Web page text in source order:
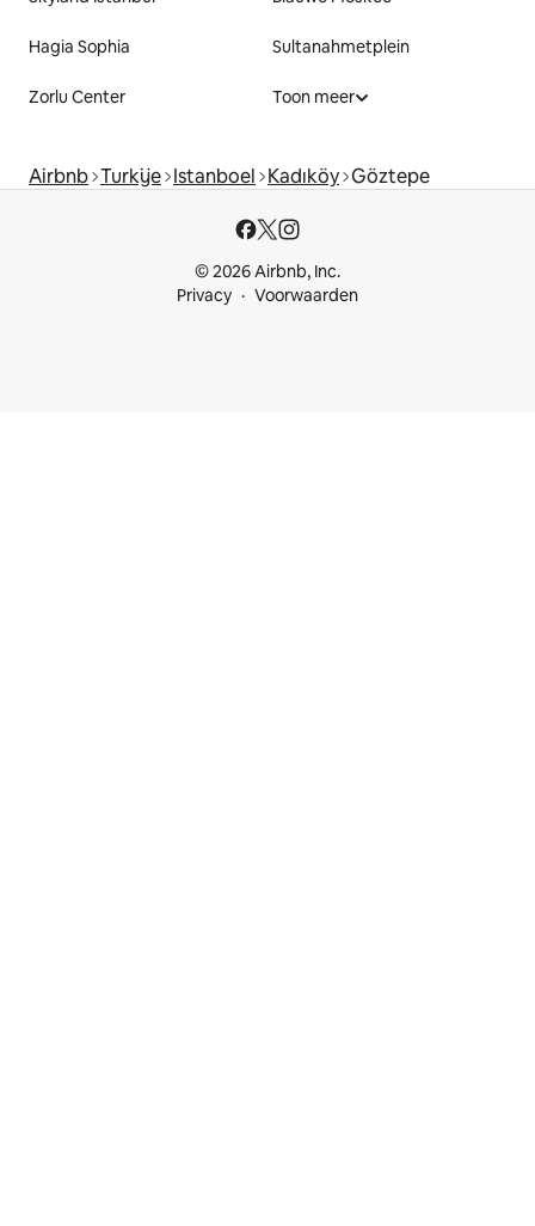
Hagia Sophia Sultanahmetplein
Zorlu Center Toon meer
Airbnb Turkije Istanboel Kadıköy Göztepe
© 2026 Airbnb, Inc.
Privacy
Voorwaarden